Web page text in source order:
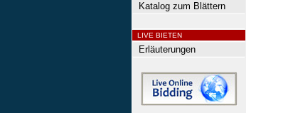
Katalog zum Blättern
LIVE BIETEN
Erläuterungen